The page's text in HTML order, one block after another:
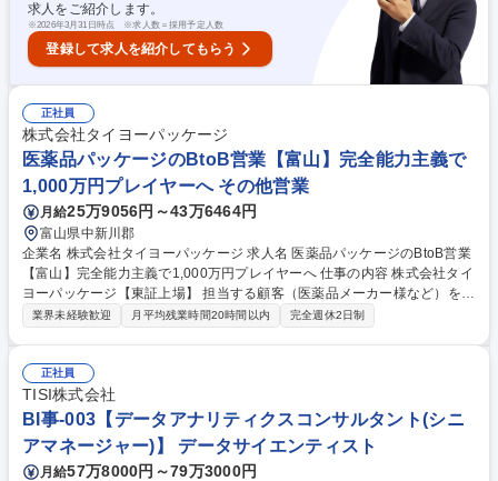
求人をご紹介します。
※2026年3月31日時点 ※求人数＝採用予定人数
登録して求人を紹介してもらう
正社員
株式会社タイヨーパッケージ
医薬品パッケージのBtoB営業【富山】完全能力主義で
1,000万円プレイヤーへ その他営業
月給25万9056円～43万6464円
富山県中新川郡
企業名 株式会社タイヨーパッケージ 求人名 医薬品パッケージのBtoB営業
【富山】完全能力主義で1,000万円プレイヤーへ 仕事の内容 株式会社タイ
ヨーパッケージ【東証上場】 担当する顧客（医薬品メーカー様など）を訪
問して、印刷パッケージの受注を得る、対法人型の営業です。全社 的にデ
製造、品質保証など社内メンバーの協力を得ながら業務を進めるプロジェ
クトリーダーの役割を果たして行きます。 【変更範囲】将来的に業務内容
や就業場所の配置転換あり 募集職種 医薬品パッケージのBtoB営業【富
山】完全能力主義で1,000万円プレイヤーへ
業界未経験歓迎 月平均残業時間20時間以内 完全週休2日制
正社員
TISI株式会社
BI事-003【データアナリティクスコンサルタント(シニ
アマネージャー)】 データサイエンティスト
月給57万8000円～79万3000円